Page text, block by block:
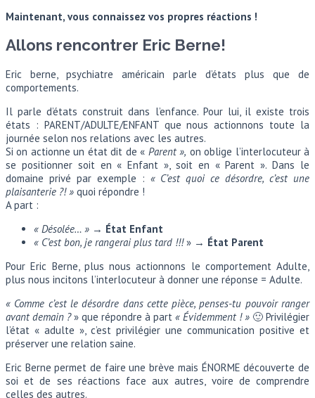
Maintenant, vous connaissez vos propres réactions !
Allons rencontrer Eric Berne!
Eric berne, psychiatre américain parle d’états plus que de
comportements.
Il parle d’états construit dans l’enfance. Pour lui, il existe trois
états : PARENT/ADULTE/ENFANT que nous actionnons toute la
journée selon nos relations avec les autres.
Si on actionne un état dit de « Parent », on oblige l’interlocuteur à
se positionner soit en « Enfant », soit en « Parent ». Dans le
domaine privé par exemple : « C’est quoi ce désordre, c’est une
plaisanterie ?! » quoi répondre !
A part :
« Désolée… » → État Enfant
« C’est bon, je rangerai plus tard !!!» → État Parent
Pour Eric Berne, plus nous actionnons le comportement Adulte,
plus nous incitons l’interlocuteur à donner une réponse = Adulte.
« Comme c’est le désordre dans cette pièce, penses-tu pouvoir ranger
avant demain ?» que répondre à part « Évidemment ! » 🙂 Privilégier
l’état « adulte », c’est privilégier une communication positive et
préserver une relation saine.
Eric Berne permet de faire une brève mais ÉNORME découverte de
soi et de ses réactions face aux autres, voire de comprendre
celles des autres.